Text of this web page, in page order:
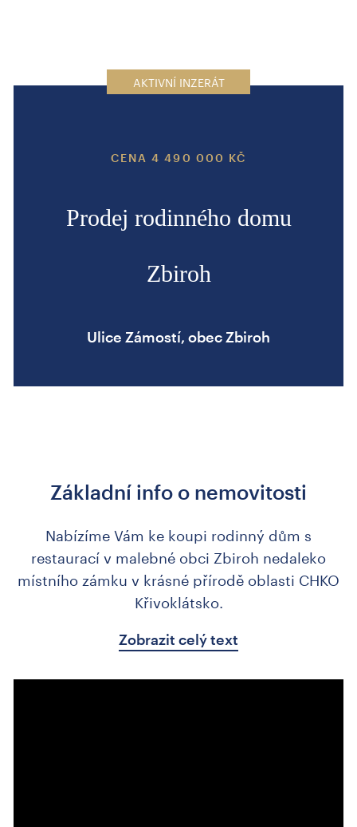
CENA 4 490 000 KČ
Prodej rodinného domu
Zbiroh
Ulice Zámostí, obec Zbiroh
AKTIVNÍ INZERÁT
Základní info o nemovitosti
Nabízíme Vám ke koupi rodinný dům s
restaurací v malebné obci Zbiroh nedaleko
místního zámku v krásné přírodě oblasti CHKO
Křivoklátsko.
Zobrazit celý text